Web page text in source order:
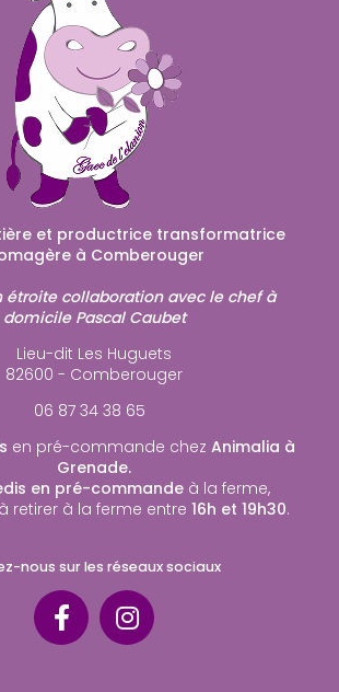
et productrice transformatrice
à Comberouger
étroite collaboration avec le chef à
domicile Pascal Caubet
Lieu-dit Les Huguets
82600 - Comberouger
06 87 34 38 65
en pré-commande chez Animalia à
Grenade.
en pré-commande à la ferme,
retirer à la ferme entre 16h et 19h30.
nous sur les réseaux sociaux